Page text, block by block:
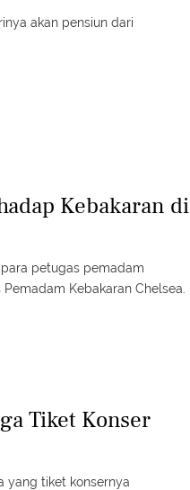
akan pensiun dari
Kebakaran di
petugas pemadam
Kebakaran Chelsea.
Tiket Konser
yang tiket konsernya